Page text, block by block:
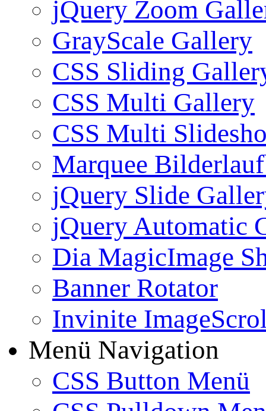
jQuery Zoom
GrayScale Gallery
CSS Sliding
CSS Multi Gallery
CSS Multi
Marquee
jQuery Slide
jQuery Automatic
Dia MagicImage
Banner Rotator
Invinite
Menü Navigation
CSS Button Menü